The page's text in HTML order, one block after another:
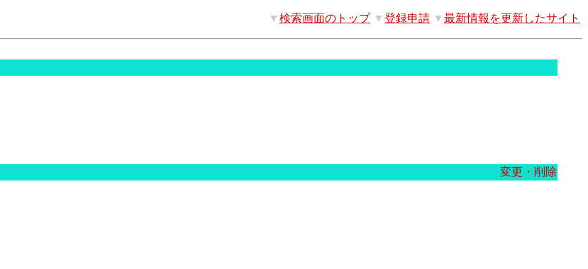
▼ 検索画面のトップ▼ 登録申請 ▼ 最新情報を更新したサイト
変更・削除